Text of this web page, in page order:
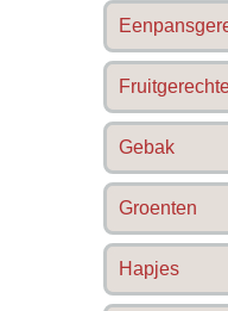
Gebak
Groenten
Hapjes